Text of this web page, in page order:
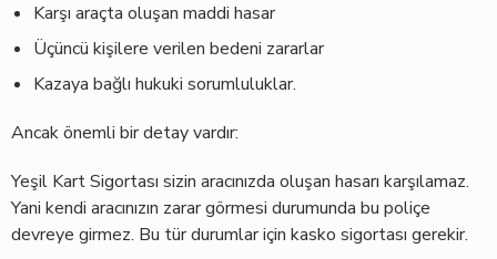
Karşı araçta oluşan maddi hasar
Üçüncü kişilere verilen bedeni zararlar
Kazaya bağlı hukuki sorumluluklar.
Ancak önemli bir detay vardır:
Yeşil Kart Sigortası sizin aracınızda oluşan hasarı karşılamaz.
Yani kendi aracınızın zarar görmesi durumunda bu poliçe
devreye girmez. Bu tür durumlar için kasko sigortası gerekir.